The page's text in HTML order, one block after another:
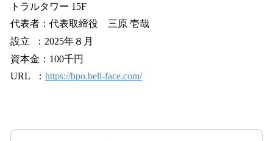
トラルタワー 15F
代表者：代表取締役 三原 壱哉
設立 ：2025年８月
資本金：100千円
URL ： https://bpo.bell-face.com/